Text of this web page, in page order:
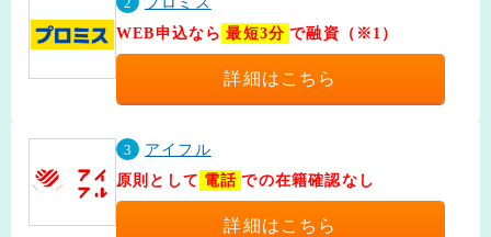
WEB申込なら 最短3分 で融資（※1）
詳細はこちら
3
アイフル
原則として 電話 での在籍確認なし
詳細はこちら